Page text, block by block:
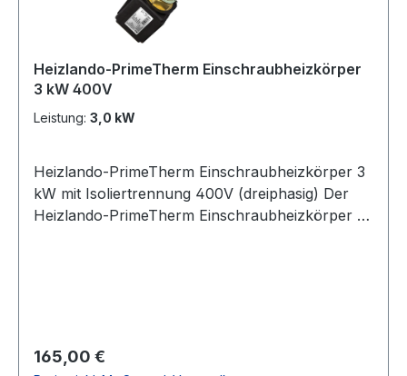
Heizlando-PrimeTherm Einschraubheizkörper
3 kW 400V
Leistung: 3,0 kW
Heizlando-PrimeTherm Einschraubheizkörper 3
kW mit Isoliertrennung 400V (dreiphasig) Der
Heizlando-PrimeTherm Einschraubheizkörper 3
besonders für kleinere Speicher, zur
Zusatzheizung oder als praktische Notheizung
Regulärer Preis:
165,00 €